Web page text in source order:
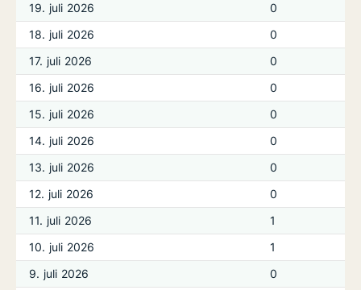
19. juli 2026
0
18. juli 2026
0
17. juli 2026
0
16. juli 2026
0
15. juli 2026
0
14. juli 2026
0
13. juli 2026
0
12. juli 2026
0
11. juli 2026
1
10. juli 2026
1
9. juli 2026
0